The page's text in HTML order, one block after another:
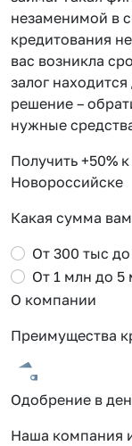
незаменимой в
кредитования
вас возникла
залог
решение –
нужные
Получить +50%
Новороссийске
Какая сумма
От 300 тыс
От 1 млн до 5
О компании
Преимущества
Одобрение в
Наша компания